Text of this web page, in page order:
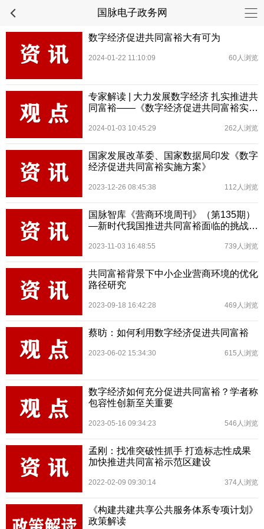
国脉电子政务网
数字经济促进共同富裕大有可为
2024-01-22 11:10:09 60人浏览
专家解读 | 大力发展数字经济 扎实推进共
同富裕——《数字经济促进共同富裕实施
2024-01-03 10:45:29 262人浏览
国家发展改革委、国家数据局印发《数字
经济促进共同富裕实施方案》
2023-12-26 08:45:38 112人浏览
国脉智库《营商环境周刊》（第135期）
—新时代我国推进共同富裕面临的挑战及
2023-11-03 16:48:55 739人浏览
共同富裕背景下中小企业营商环境的优化
路径研究
2023-09-18 16:42:28 469人浏览
蔡昉：如何利用数字经济促进共同富裕
2023-06-02 15:34:30 615人浏览
数字经济如何充分促进共同富裕？学者称
包容性创新至关重要
2023-05-16 09:34:23 546人浏览
孟刚：找准突破性抓手 打造标志性成果
加快推进共同富裕示范区建设
2022-02-09 09:30:14 374人浏览
《构建共建共享公共服务体系专项计划》
政策解读